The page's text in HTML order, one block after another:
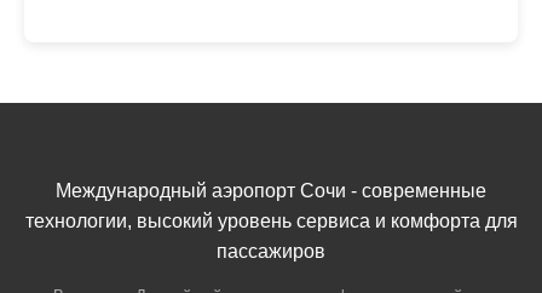
Международный аэропорт Сочи - современные
технологии, высокий уровень сервиса и комфорта для
пассажиров